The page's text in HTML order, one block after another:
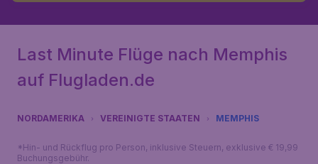
Last Minute Flüge nach Memphis
auf Flugladen.de
NORDAMERIKA VEREINIGTE STAATEN MEMPHIS
*Hin- und Rückflug pro Person, inklusive Steuern, exklusive € 19,99
Buchungsgebühr.